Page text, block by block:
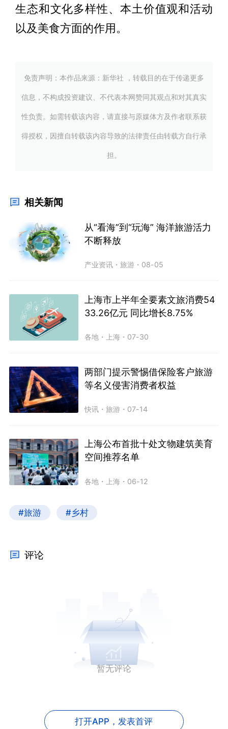
生态和文化多样性、本土价值观和活动
以及美食方面的作用。
免责声明：本作品来源：新华社 ，转载目的在于传递更多
信息，不构成投资建议、不代表本网赞同其观点和对其真实
性负责。如需转载该内容，请直接与原媒体方及作者联系获
得授权，因擅自转载该内容导致的法律责任由转载方自行承
担。
相关新闻
从“看海”到“玩海” 海洋旅游活力
不断释放
产业资讯 ・旅游 ・ 08-05
上海市上半年全要素文旅消费54
33.26亿元 同比增长8.75%
各地 ・ 上海 ・ 07-30
两部门提示警惕借保险客户旅游
等名义侵害消费者权益
快讯 ・旅游 ・ 07-14
上海公布首批十处文物建筑美育
空间推荐名单
各地 ・ 上海 ・ 06-12
#旅游 #乡村
评论
暂无评论
打开APP， 发表首评